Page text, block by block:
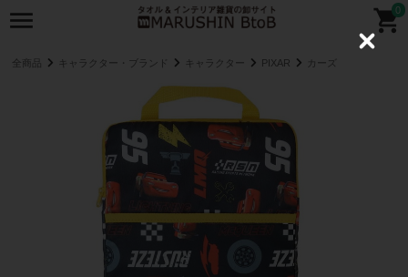
0
全商品 キャラクター・ブランド キャラクター PIXAR カーズ
C